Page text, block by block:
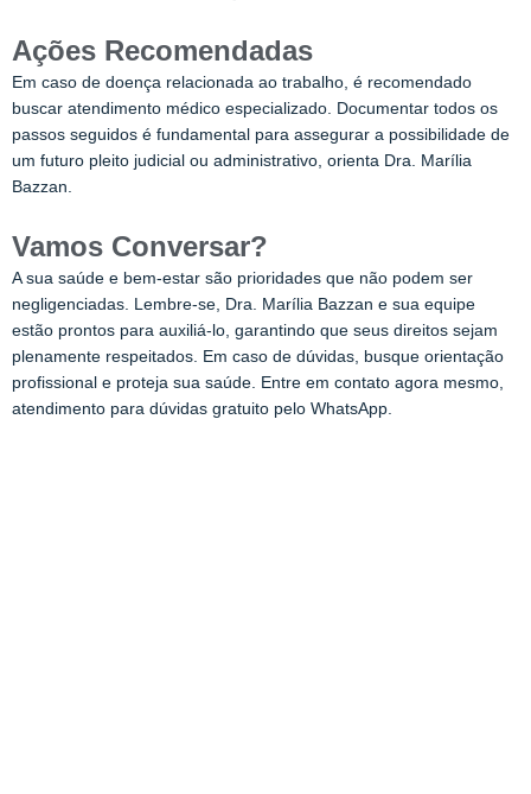
Ações Recomendadas
Em caso de doença relacionada ao trabalho, é recomendado
buscar atendimento médico especializado. Documentar todos os
passos seguidos é fundamental para assegurar a possibilidade de
um futuro pleito judicial ou administrativo, orienta Dra. Marília
Bazzan.
Vamos Conversar?
A sua saúde e bem-estar são prioridades que não podem ser
negligenciadas. Lembre-se, Dra. Marília Bazzan e sua equipe
estão prontos para auxiliá-lo, garantindo que seus direitos sejam
plenamente respeitados. Em caso de dúvidas, busque orientação
profissional e proteja sua saúde. Entre em contato agora mesmo,
atendimento para dúvidas gratuito pelo WhatsApp.